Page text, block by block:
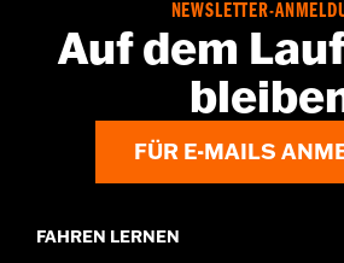
NEWSLETTER-
Auf dem
FÜR E-MAILS
FAHREN LERNEN